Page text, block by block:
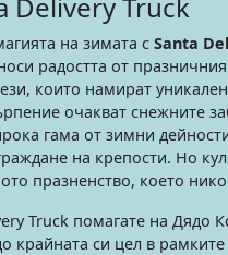
Delivery Truck
на зимата с Santa
радостта от
които намират
очакват снежните
гама от зимни
на крепости. Но
празненство, което
Truck помагате на Дядо
крайната си цел в